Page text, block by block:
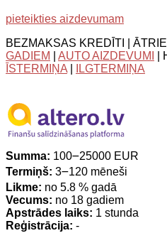
pieteikties aizdevumam
BEZMAKSAS KREDĪTI |
GADIEM
AUTO AIZDEVUMI |
ĪSTERMIŅA| ILGTERMIŅA
Summa: 100౼25000 EUR
Termiņš: 3౼120 mēneši
Likme: no 5.8 % gadā
Vecums: no 18 gadiem
Apstrādes laiks: 1 stunda
Reģistrācija: -